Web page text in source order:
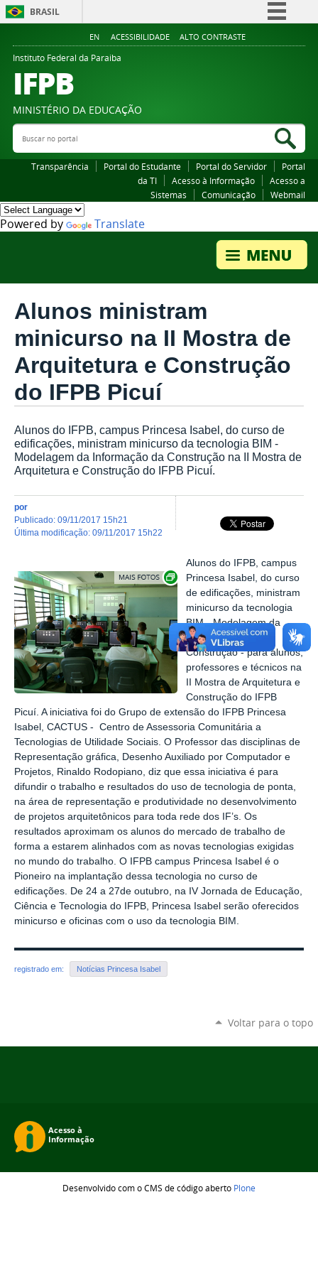
BRASIL
Simplifique!
Legislação
EN ACESSIBILIDADE ALTO CONTRASTE
Instituto Federal da Paraiba
IFPB
MINISTÉRIO DA EDUCAÇÃO
Buscar no portal
Transparência Portal do Estudante Portal do Servidor
Portal
da TI
Acesso à Informação
Acesso a
Sistemas
Comunicação Webmail
Powered by Translate
Alunos ministram
minicurso na II Mostra de
Arquitetura e Construção
do IFPB Picuí
Alunos do IFPB, campus Princesa Isabel, do curso de
edificações, ministram minicurso da tecnologia BIM -
Modelagem da Informação da Construção na II Mostra de
Arquitetura e Construção do IFPB Picuí.
por
publicado: 09/11/2017 15h21
última modificação: 09/11/2017 15h22
Exibir carrossel de imagens
Alunos do IFPB, campus
Princesa Isabel, do curso
de edificações, ministram
minicurso da tecnologia
BIM - Modelagem da
Informação da
Construção - para alunos,
professores e técnicos na
II Mostra de Arquitetura e
Construção do IFPB
Picuí. A iniciativa foi do Grupo de extensão do IFPB Princesa
Isabel, CACTUS - Centro de Assessoria Comunitária a
Tecnologias de Utilidade Sociais. O Professor das disciplinas de
Representação gráfica, Desenho Auxiliado por Computador e
Projetos, Rinaldo Rodopiano, diz que essa iniciativa é para
difundir o trabalho e resultados do uso de tecnologia de ponta,
na área de representação e produtividade no desenvolvimento
de projetos arquitetônicos para toda rede dos IF’s. Os
resultados aproximam os alunos do mercado de trabalho de
forma a estarem alinhados com as novas tecnologias exigidas
no mundo do trabalho. O IFPB campus Princesa Isabel é o
Pioneiro na implantação dessa tecnologia no curso de
edificações. De 24 a 27de outubro, na IV Jornada de Educação,
Ciência e Tecnologia do IFPB, Princesa Isabel serão oferecidos
minicurso e oficinas com o uso da tecnologia BIM.
registrado em: Notícias Princesa Isabel
Voltar para o topo
Desenvolvido com o CMS de código aberto Plone